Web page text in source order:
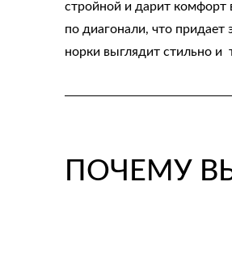
стройной и дарит
по диагонали, что придает
норки выглядит стильно
ПОЧЕМУ